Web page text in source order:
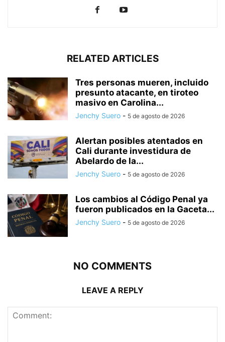
RELATED ARTICLES
Tres personas mueren, incluido
presunto atacante, en tiroteo
masivo en Carolina...
Jenchy Suero - 5 de agosto de 2026
Alertan posibles atentados en
Cali durante investidura de
Abelardo de la...
Jenchy Suero - 5 de agosto de 2026
Los cambios al Código Penal ya
fueron publicados en la Gaceta...
Jenchy Suero - 5 de agosto de 2026
NO COMMENTS
LEAVE A REPLY